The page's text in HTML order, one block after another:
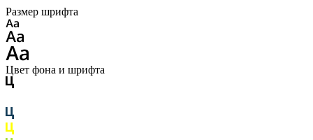
Размер шрифта
Цвет фона и шрифта